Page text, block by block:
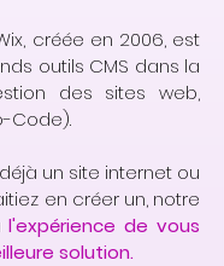
créée en 2006, est
outils CMS dans la
des sites web,
Code).
un site internet ou
en créer un, notre
l'expérience de vous
solution.